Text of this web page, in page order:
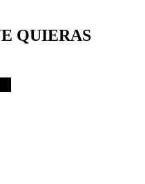
QUIERAS